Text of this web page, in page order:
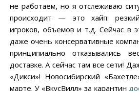
не работаем, но я отслеживаю
происходит — это хайп:
игроков, объемов и т.д. Сейчас в
даже очень консервативные
принципиально отказывались
доставке. А сейчас там все сети!
«Дикси»! Новосибирский
марте. У «ВкусВилл» за карантин